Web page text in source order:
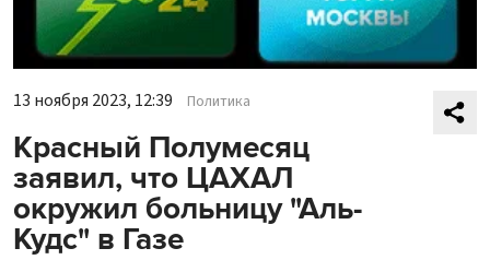
13 ноября 2023, 12:39 Политика
Красный Полумесяц
заявил, что ЦАХАЛ
окружил больницу "Аль-
Кудс" в Газе